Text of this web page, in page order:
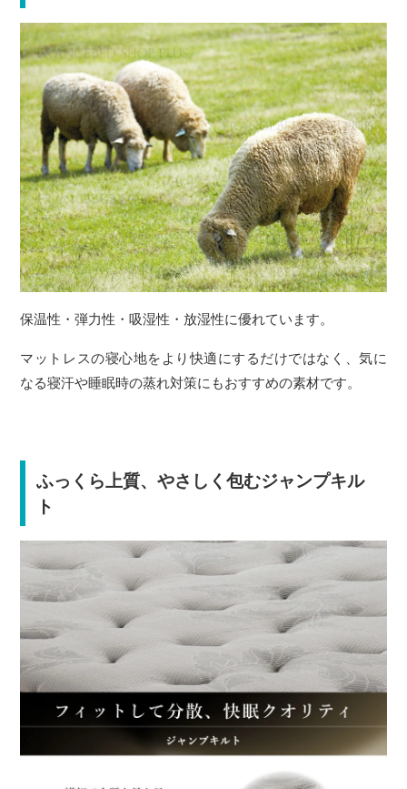
保温性・弾力性・吸湿性・放湿性に優れています。
マットレスの寝心地をより快適にするだけではなく、気に
なる寝汗や睡眠時の蒸れ対策にもおすすめの素材です。
ふっくら上質、やさしく包むジャンプキル
ト